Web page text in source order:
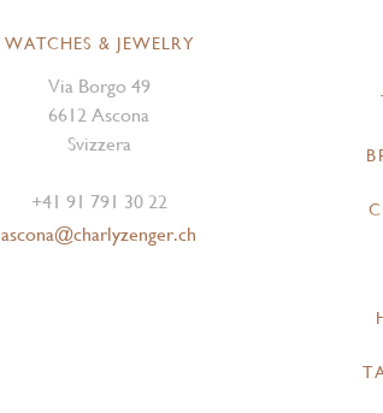
WATCHES & JEWELRY
Via Borgo 49
6612 Ascona
Svizzera
+41 91 791 30 22
ascona@charlyzenger.ch